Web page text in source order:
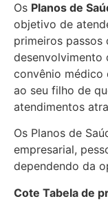
Os Planos de
objetivo de
primeiros
desenvolvimento
convênio médico
ao seu filho de
atendimentos
Os Planos de
empresarial,
dependendo da
Cote Tabela de